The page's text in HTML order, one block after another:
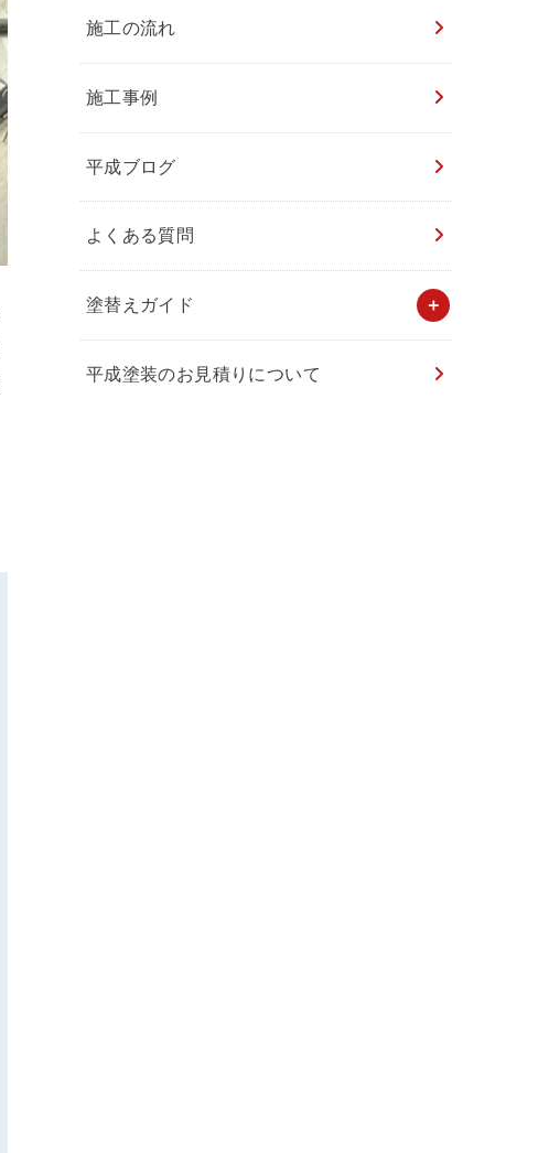
施工の流れ
施工事例
平成ブログ
よくある質問
塗替えガイド
平成塗装のお見積りについて